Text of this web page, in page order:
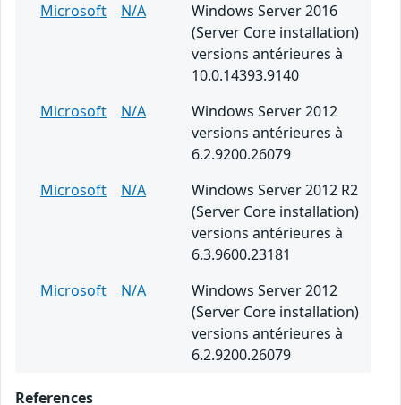
Microsoft
N/A
Windows Server 2016
(Server Core installation)
versions antérieures à
10.0.14393.9140
Microsoft
N/A
Windows Server 2012
versions antérieures à
6.2.9200.26079
Microsoft
N/A
Windows Server 2012 R2
(Server Core installation)
versions antérieures à
6.3.9600.23181
Microsoft
N/A
Windows Server 2012
(Server Core installation)
versions antérieures à
6.2.9200.26079
References